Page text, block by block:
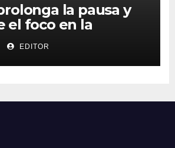
la pausa y
el foco en la
EDITOR